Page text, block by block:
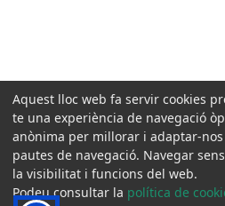
Aquest lloc web fa servir cookies
te una experiència de navegació
anònima per millorar i adaptar-
pautes de navegació. Navegar
la visibilitat i funcions del web.
Podeu consultar la política de